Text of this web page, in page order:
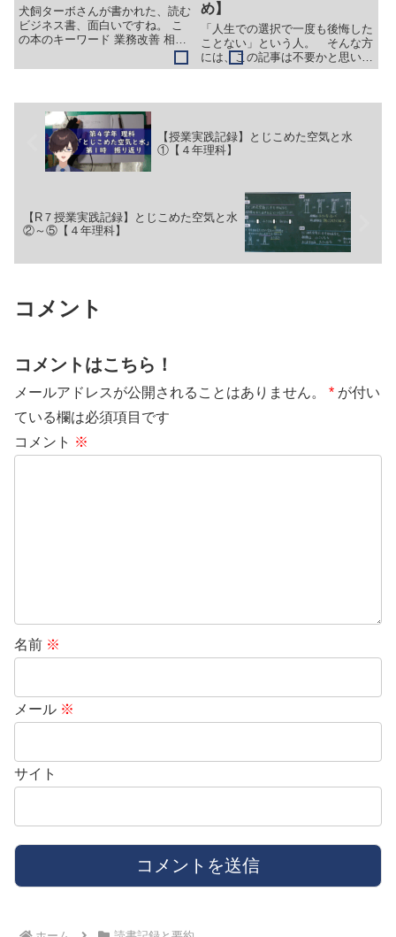
犬飼ターボさんが書かれた、読む
ビジネス書、面白いですね。 こ
の本のキーワード 業務改善 相手
を助ける セルフイメージ この本
を読んで分かること ビジネスで
方法 紹介する本 CHAN...
め】
「人生での選択で一度も後悔した
ことない」という人。 そんな方
には、この記事は不要かと思いま
す。 今回の記事は、私みたいに
であのとき、こうすると決めたん
けて、DaiGoさんの「後悔し...
【授業実践記録】とじこめた空気と水
①【４年理科】
【R７授業実践記録】とじこめた空気と水
②～⑤【４年理科】
コメント
コメントはこちら！
メールアドレスが公開されることはありません。 * が付い
ている欄は必須項目です
コメント ※
名前 ※
メール ※
サイト